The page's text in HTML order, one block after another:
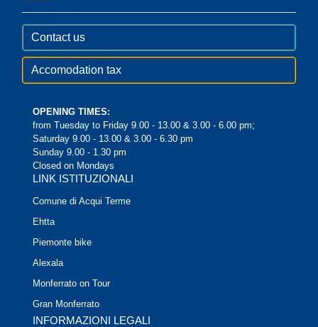
Contact us
Accomodation tax
OPENING TIMES:
from Tuesday to Friday 9.00 - 13.00 & 3.00 - 6.00 pm;
Saturday 9.00 - 13.00 & 3.00 - 6.30 pm
Sunday 9.00 - 1.30 pm
Closed on Mondays
LINK ISTITUZIONALI
Comune di Acqui Terme
Ehtta
Piemonte bike
Alexala
Monferrato on Tour
Gran Monferrato
INFORMAZIONI LEGALI